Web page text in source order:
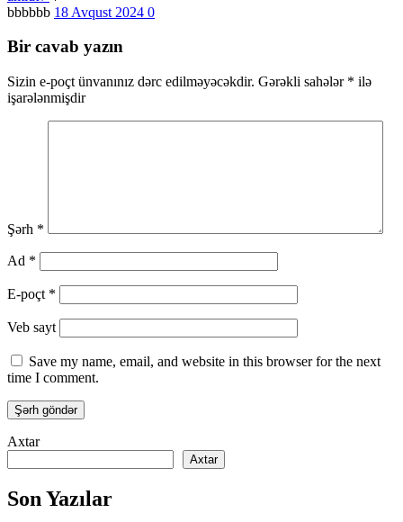
bbbbbb 18 Avqust 2024 0
Bir cavab yazın
Sizin e-poçt ünvanınız dərc edilməyəcəkdir. Gərəkli sahələr * ilə
işarələnmişdir
Şərh *
Ad *
E-poçt *
Veb sayt
Save my name, email, and website in this browser for the next
time I comment.
Axtar
Axtar
Son Yazılar